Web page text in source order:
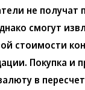
не получат
смогут
стоимости
Покупка и
в